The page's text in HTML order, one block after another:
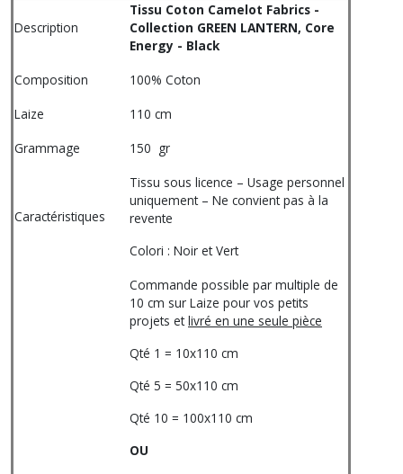
Description
Tissu Coton Camelot Fabrics -
Collection GREEN LANTERN, Core
Energy - Black
Composition
100% Coton
Laize
110 cm
Grammage
150 gr
Caractéristiques
Tissu sous licence – Usage personnel
uniquement – Ne convient pas à la
revente
Colori : Noir et Vert
Commande possible par multiple de
10 cm sur Laize pour vos petits
projets etlivré en une seule pièce
Qté 1 = 10x110 cm
Qté 5 = 50x110 cm
Qté 10 = 100x110 cm
OU